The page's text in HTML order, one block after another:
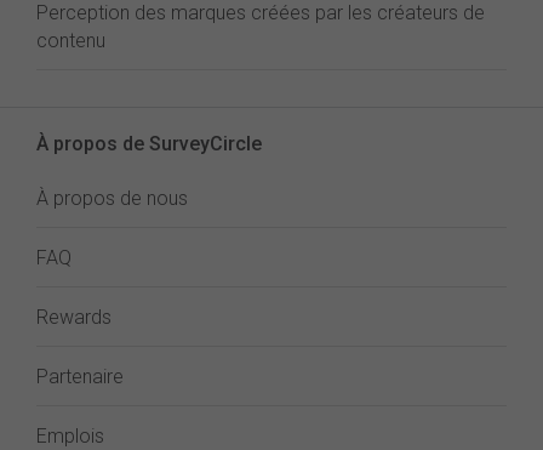
Perception des marques créées par les créateurs de
contenu
À propos de SurveyCircle
À propos de nous
FAQ
Rewards
Partenaire
Emplois